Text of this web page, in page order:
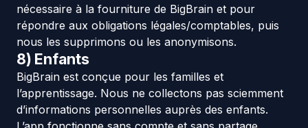
nécessaire à la fourniture de BigBrain et pour
répondre aux obligations légales/comptables, puis
nous les supprimons ou les anonymisons.
8) Enfants
BigBrain est conçue pour les familles et
l’apprentissage. Nous ne collectons pas sciemment
d’informations personnelles auprès des enfants.